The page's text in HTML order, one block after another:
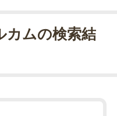
カムの検索結